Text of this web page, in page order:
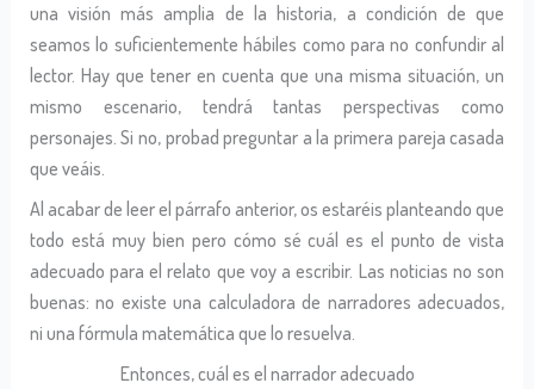
una visión más amplia de la historia, a condición de que
seamos lo suficientemente hábiles como para no confundir al
lector. Hay que tener en cuenta que una misma situación, un
mismo escenario, tendrá tantas perspectivas como
personajes. Si no, probad preguntar a la primera pareja casada
que veáis.
Al acabar de leer el párrafo anterior, os estaréis planteando que
todo está muy bien pero cómo sé cuál es el punto de vista
adecuado para el relato que voy a escribir. Las noticias no son
buenas: no existe una calculadora de narradores adecuados,
ni una fórmula matemática que lo resuelva.
Entonces, cuál es el narrador adecuado